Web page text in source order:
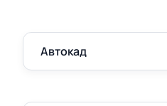
Автокад